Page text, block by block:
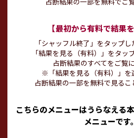
【最初から有料で結果
「シャッフル終了」をタップ
「結果を見る（有料）」をタッ
占断結果のすべてをご覧
※「結果を見る（有料）」を
占断結果の一部を無料で見るこ
こちらのメニューはうらなえる
メニューです。